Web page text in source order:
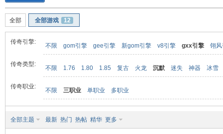
全部 全部游戏 12
传奇引擎:
不限 gom引擎 gee引擎 新gom引擎 v8引擎 gxx引擎 翎
传奇类型:
不限 1.76 1.80 1.85 复古 火龙 沉默 迷失 神器 冰雪
传奇职业:
不限 三职业 单职业 多职业
全部主题 最新 热门 热帖 精华 更多